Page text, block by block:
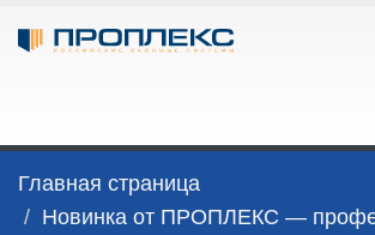
Главная страница
Новинка от ПРОПЛЕКС —